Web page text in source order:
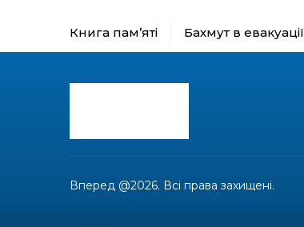
Книга пам’яті Бахмут в евакуації
Вперед @2026. Всі права захищені.